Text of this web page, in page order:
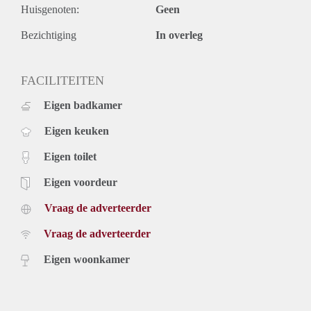
warmwatervoorziening en tevens de wasmachineaansluiting.
Huurgegevens:
* Huurprijs: € 675,- per maand.
* Voorschot stookkosten: € 85,- per maand.
* Huurtermijn bedraagt minimaal 24 maanden.
* Honden zijn hier helaas niet toegestaan.
Huisgenoten: Geen
Bezichtiging In overleg
FACILITEITEN
Eigen badkamer
Eigen keuken
Eigen toilet
Eigen voordeur
Vraag de adverteerder
Vraag de adverteerder
Eigen woonkamer